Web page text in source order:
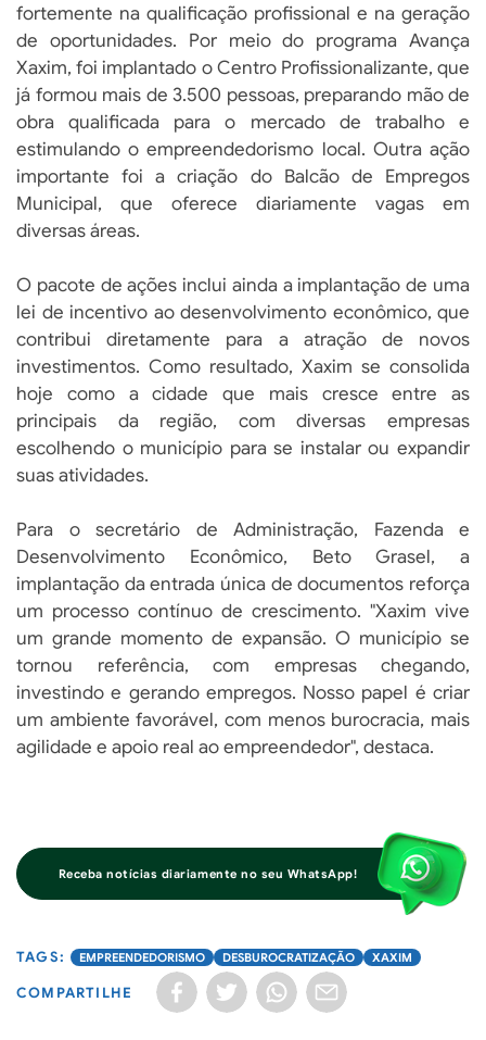
fortemente na qualificação profissional e na geração
de oportunidades. Por meio do programa Avança
Xaxim, foi implantado o Centro Profissionalizante, que
já formou mais de 3.500 pessoas, preparando mão de
obra qualificada para o mercado de trabalho e
estimulando o empreendedorismo local. Outra ação
importante foi a criação do Balcão de Empregos
Municipal, que oferece diariamente vagas em
diversas áreas.
O pacote de ações inclui ainda a implantação de uma
lei de incentivo ao desenvolvimento econômico, que
contribui diretamente para a atração de novos
investimentos. Como resultado, Xaxim se consolida
hoje como a cidade que mais cresce entre as
principais da região, com diversas empresas
escolhendo o município para se instalar ou expandir
suas atividades.
Para o secretário de Administração, Fazenda e
Desenvolvimento Econômico, Beto Grasel, a
implantação da entrada única de documentos reforça
um processo contínuo de crescimento. "Xaxim vive
um grande momento de expansão. O município se
tornou referência, com empresas chegando,
investindo e gerando empregos. Nosso papel é criar
um ambiente favorável, com menos burocracia, mais
agilidade e apoio real ao empreendedor", destaca.
Receba notícias diariamente no seu WhatsApp!
EMPREENDEDORISMO DESBUROCRATIZAÇÃO XAXIM
COMPARTILHE